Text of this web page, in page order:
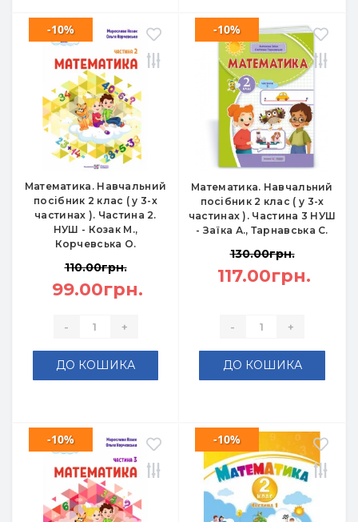
Математика. Навчальний
посібник 2 клас ( у 3-х
частинах ). Частина 2.
НУШ - Козак М.,
Корчевська О.
-10%
110.00грн.
99.00грн.
- +
ДО КОШИКА
Математика. Навчальний
посібник 2 клас ( у 3-х
частинах ). Частина 3 НУШ
- Заїка А., Тарнавська С.
-10%
130.00грн.
117.00грн.
- +
ДО КОШИКА
-10% -10%